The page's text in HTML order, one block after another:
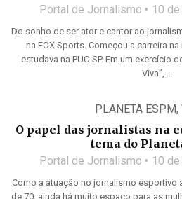
Portal de Jornalismo 10
Do sonho de ser ator e cantor ao
na FOX Sports. Começou a carreira
estudava na PUC-SP. Em um exercício
Viva”, ...
PLANETA ESPM,
O papel das jornalistas na
tema do
Portal de Jornalismo 10
Como a atuação no jornalismo esportivo
de 70, ainda há muito espaço para as